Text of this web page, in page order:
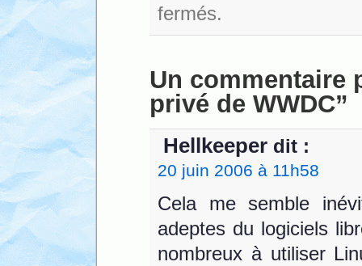
fermés.
Un commentaire
privé de WWDC”
Hellkeeper dit :
20 juin 2006 à 11h58
Cela me semble
adeptes du logiciels
nombreux à utiliser